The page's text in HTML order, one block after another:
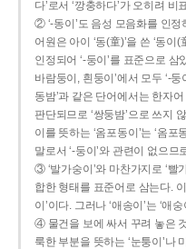
다’로서 ‘깡충하다’가 오히려 비
② ‘-동이’도 음성 모음화를 인정
어원은 아이 ‘동(童)’을 쓴 ‘동
인정되어 ‘-둥이’를 표준으로
바람둥이, 흰둥이’에서 모두 ‘-둥
동밤’과 같은 단어에서는 한자
판단되므로 ‘쌍둥밤’으로 쓰지
이를 뜻하는 ‘옴포동이’는 ‘옴포
말로서 ‘-둥이’와 관련이 없으므
③ ‘발가숭이’와 마찬가지로 ‘빨
합한 형태를 표준어로 삼는다.
이’이다. 그러나 ‘애송이’는 ‘애
④ 물건을 보에 싸서 꾸려 놓은
룩한 부분을 뜻하는 ‘눈퉁이’나